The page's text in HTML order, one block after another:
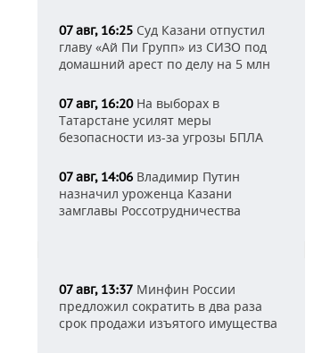
07 авг, 16:25 Суд Казани отпустил
главу «Ай Пи Групп» из СИЗО под
домашний арест по делу на 5 млн
07 авг, 16:20На выборах в
Татарстане усилят меры
безопасности из-за угрозы БПЛА
07 авг, 14:06 Владимир Путин
назначил уроженца Казани
замглавы Россотрудничества
07 авг, 13:37 Минфин России
предложил сократить в два раза
срок продажи изъятого имущества